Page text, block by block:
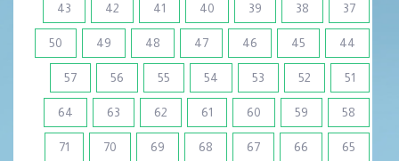
37
38
39
40
41
42
43
44
45
46
47
48
49
50
51
52
53
54
55
56
57
58
59
60
61
62
63
64
65
66
67
68
69
70
71